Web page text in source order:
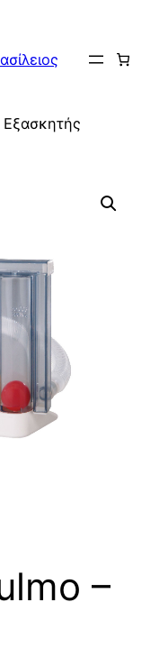
Εξασκητής
–